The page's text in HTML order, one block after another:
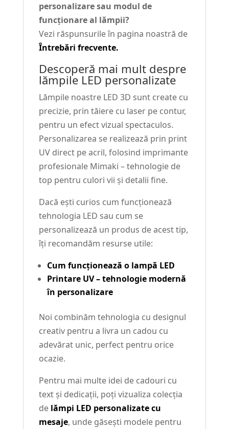
personalizare sau modul de
funcționare al lămpii?
Vezi răspunsurile în pagina noastră de
Întrebări frecvente.
Descoperă mai mult despre
lămpile LED personalizate
Lămpile noastre LED 3D sunt create cu
precizie, prin tăiere cu laser pe contur,
pentru un efect vizual spectaculos.
Personalizarea se realizează prin print
UV direct pe acril, folosind imprimante
profesionale Mimaki – tehnologie de
top pentru culori vii și detalii fine.
Dacă ești curios cum funcționează
tehnologia LED sau cum se
personalizează un produs de acest tip,
îți recomandăm resurse utile:
Cum funcționează o lampă LED
Printare UV – tehnologie modernă
în personalizare
Noi combinăm tehnologia cu designul
creativ pentru a livra un cadou cu
adevărat unic, perfect pentru orice
ocazie.
Pentru mai multe idei de cadouri cu
text și dedicații, poți vizualiza colecția
de lămpi LED personalizate cu
mesaje, unde găsești modele pentru